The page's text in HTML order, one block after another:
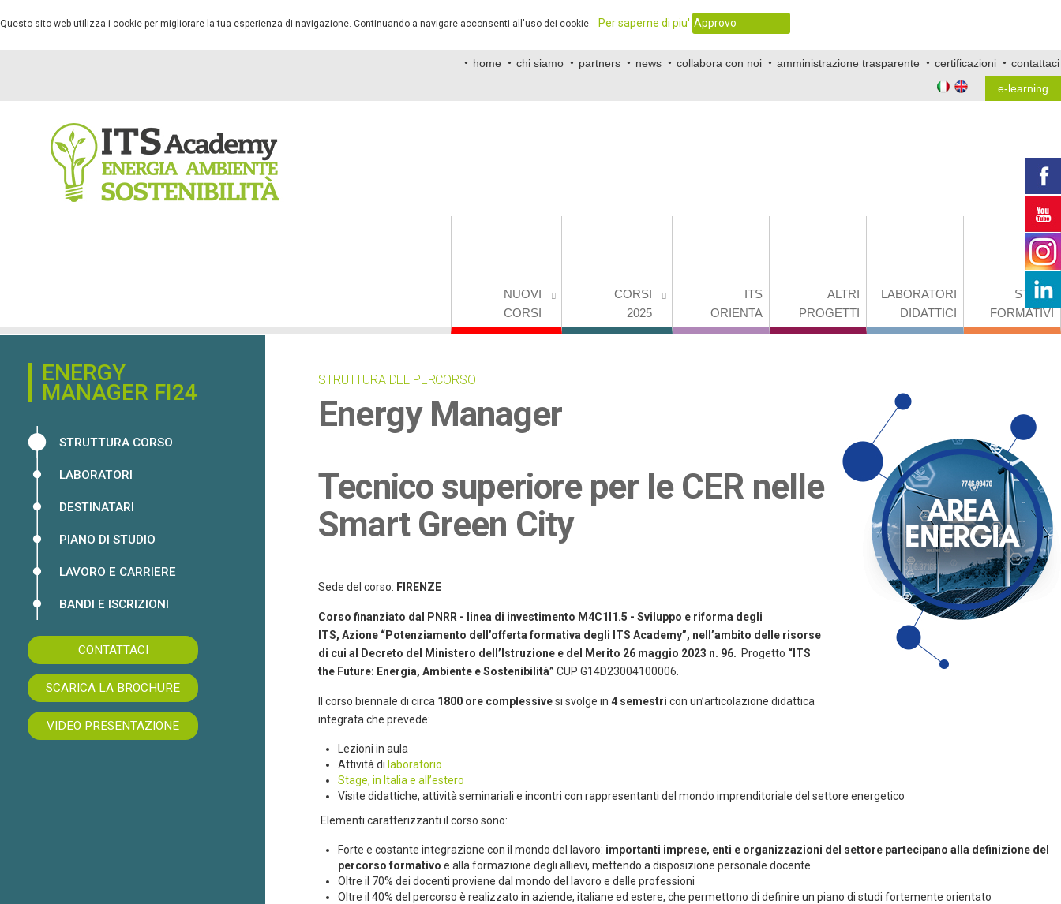
Questo sito web utilizza i cookie per migliorare la tua esperienza di navigazione. Continuando a navigare acconsenti all'uso dei cookie. Per saperne di piu' Approvo
home chi siamo partners news collabora con noi amministrazione trasparente certificazioni
contattaci
e-learning
NUOVI
CORSI
CORSI
2025
ITS
ORIENTA
ALTRI
PROGETTI
LABORATORI
DIDATTICI
STAGE
FORMATIVI
ENERGY
MANAGER FI24
STRUTTURA CORSO
LABORATORI
DESTINATARI
PIANO DI STUDIO
LAVORO E CARRIERE
BANDI E ISCRIZIONI
CONTATTACI
SCARICA LA BROCHURE
VIDEO PRESENTAZIONE
STRUTTURA DEL PERCORSO
Energy Manager
Tecnico superiore per le CER nelle
Smart Green City
Sede del corso: FIRENZE
Corso finanziato dal PNRR - linea di investimento M4C1I1.5 - Sviluppo e riforma degli
ITS, Azione “Potenziamento dell’offerta formativa degli ITS Academy”, nell’ambito delle risorse
di cui al Decreto del Ministero dell’Istruzione e del Merito 26 maggio 2023 n. 96. Progetto “ITS
the Future: Energia, Ambiente e Sostenibilità”CUP G14D23004100006.
Il corso biennale di circa 1800 ore complessivesi svolge in4 semestri con un’articolazione didattica
integrata che prevede:
Lezioni in aula
Attività di laboratorio
Stage, in Italia e all’estero
Visite didattiche, attività seminariali e incontri con rappresentanti del mondo imprenditoriale del settore energetico
Elementi caratterizzanti il corso sono:
Forte e costante integrazione con il mondo del lavoro: importanti imprese, enti e organizzazioni del settore partecipano alla definizione del
percorso formativo e alla formazione degli allievi, mettendo a disposizione personale docente
Oltre il 70% dei docenti proviene dal mondo del lavoro e delle professioni
Oltre il 40% del percorso è realizzato in aziende, italiane ed estere, che permettono di definire un piano di studi fortemente orientato